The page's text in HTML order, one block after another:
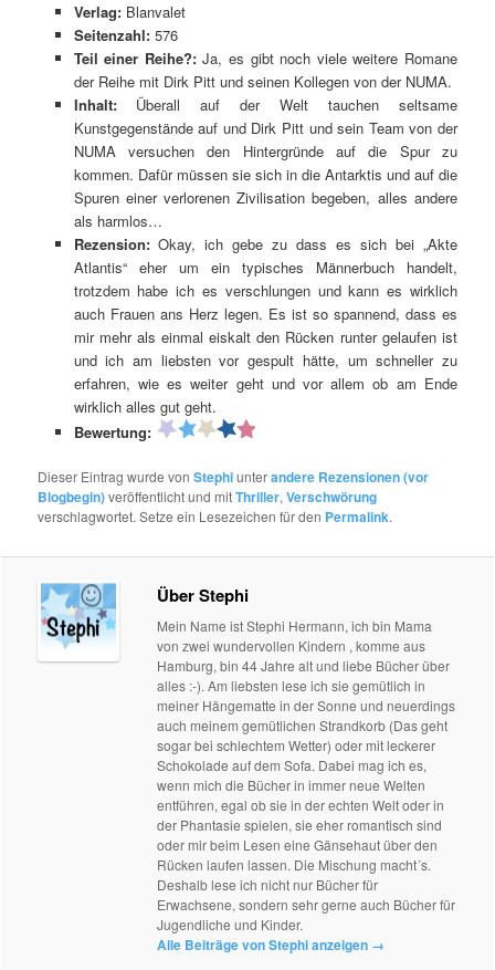
Verlag: Blanvalet
Seitenzahl:576
Teil einer Reihe?:Ja, es gibt noch viele weitere Romane
der Reihe mit Dirk Pitt und seinen Kollegen von der NUMA.
Inhalt:Überall auf der Welt tauchen seltsame
Kunstgegenstände auf und Dirk Pitt und sein Team von der
NUMA versuchen den Hintergründe auf die Spur zu
kommen. Dafür müssen sie sich in die Antarktis und auf die
Spuren einer verlorenen Zivilisation begeben, alles andere
als harmlos…
Rezension:Okay, ich gebe zu dass es sich bei „Akte
Atlantis“ eher um ein typisches Männerbuch handelt,
trotzdem habe ich es verschlungen und kann es wirklich
auch Frauen ans Herz legen. Es ist so spannend, dass es
mir mehr als einmal eiskalt den Rücken runter gelaufen ist
und ich am liebsten vor gespult hätte, um schneller zu
erfahren, wie es weiter geht und vor allem ob am Ende
wirklich alles gut geht.
Bewertung:
Dieser Eintrag wurde vonStephiunterandere Rezensionen (vor
Blogbegin)veröffentlicht und mitThriller,Verschwörung
verschlagwortet. Setze ein Lesezeichen für den Permalink.
Über Stephi
Mein Name ist Stephi Hermann, ich bin Mama
von zwei wundervollen Kindern , komme aus
Hamburg, bin 44 Jahre alt und liebe Bücher über
alles :-). Am liebsten lese ich sie gemütlich in
meiner Hängematte in der Sonne und neuerdings
auch meinem gemütlichen Strandkorb (Das geht
sogar bei schlechtem Wetter) oder mit leckerer
Schokolade auf dem Sofa. Dabei mag ich es,
wenn mich die Bücher in immer neue Welten
entführen, egal ob sie in der echten Welt oder in
der Phantasie spielen, sie eher romantisch sind
oder mir beim Lesen eine Gänsehaut über den
Rücken laufen lassen. Die Mischung macht´s.
Deshalb lese ich nicht nur Bücher für
Erwachsene, sondern sehr gerne auch Bücher für
Jugendliche und Kinder.
Alle Beiträge von Stephi anzeigen →